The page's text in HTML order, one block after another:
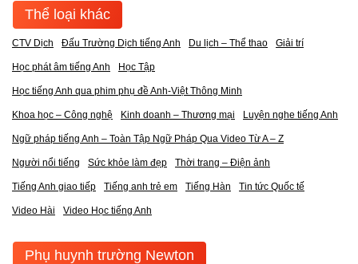
Thể loại khác
CTV Dịch Đấu Trường Dịch tiếng Anh Du lịch – Thể thao Giải trí
Học phát âm tiếng Anh Học Tập
Học tiếng Anh qua phim phụ đề Anh-Việt Thông Minh
Khoa học – Công nghệ Kinh doanh – Thương mại Luyện nghe tiếng Anh
Ngữ pháp tiếng Anh – Toàn Tập Ngữ Pháp Qua Video Từ A – Z
Người nổi tiếng Sức khỏe làm đẹp Thời trang – Điện ảnh
Tiếng Anh giao tiếp Tiếng anh trẻ em Tiếng Hàn Tin tức Quốc tế
Video Hài Video Học tiếng Anh
Phụ huynh trường Newton